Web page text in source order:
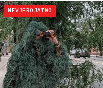
NEVJEROJATNO